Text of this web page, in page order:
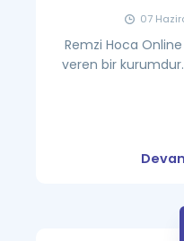
07
Remzi Hoca
veren bir kurumdur.